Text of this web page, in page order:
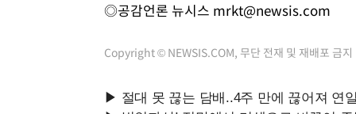
◎공감언론 뉴시스 mrkt@newsis.com
Copyright © NEWSIS.COM, 무단 전재 및 재배포 금지